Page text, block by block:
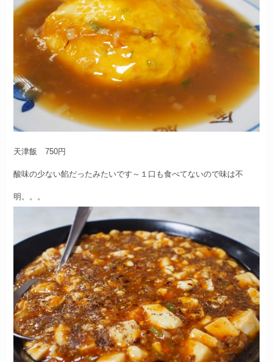
天津飯 750円
酸味の少ない餡だったみたいです～ １口も食べてないので味は不
明。。。